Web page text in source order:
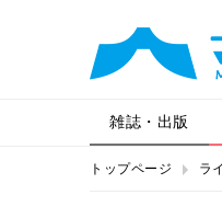
雑誌・出版
トップページ ラ